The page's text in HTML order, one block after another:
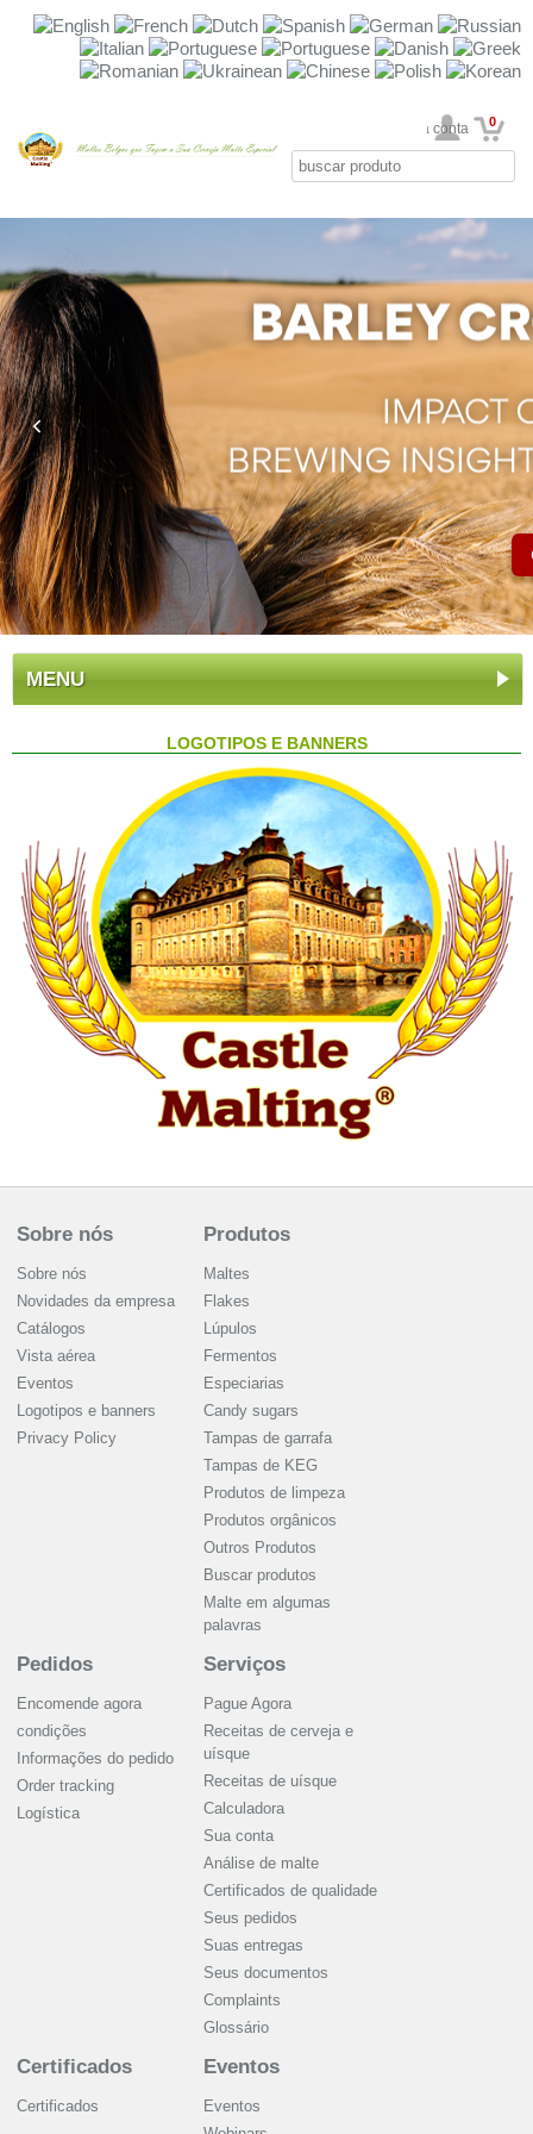
Sua conta 0
MENU
LOGOTIPOS E BANNERS
Sobre nós
Sobre nós
Novidades da empresa
Catálogos
Vista aérea
Eventos
Logotipos e banners
Privacy Policy
Produtos
Maltes
Flakes
Lúpulos
Fermentos
Especiarias
Candy sugars
Tampas de garrafa
Tampas de KEG
Produtos de limpeza
Produtos orgânicos
Outros Produtos
Buscar produtos
Malte em algumas
palavras
Pedidos
Encomende agora
condições
Informações do pedido
Order tracking
Logística
Serviços
Pague Agora
Receitas de cerveja e
uísque
Receitas de uísque
Calculadora
Sua conta
Análise de malte
Certificados de qualidade
Seus pedidos
Suas entregas
Seus documentos
Complaints
Glossário
Certificados
Certificados
Eventos
Eventos